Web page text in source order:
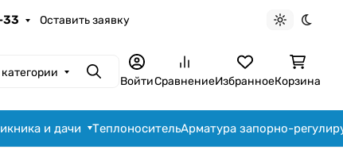
33 Оставить заявку
Светлая
ПоискВойтиСравнениеИзбранноеКорзина
и дачи ТеплоносительАрматура запорно-